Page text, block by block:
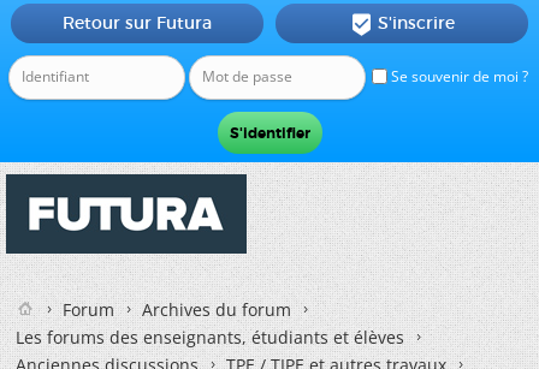
Se souvenir de moi ?
Retour sur Futura  S'inscrire
Forum
Archives du forum
Les forums des enseignants, étudiants et élèves